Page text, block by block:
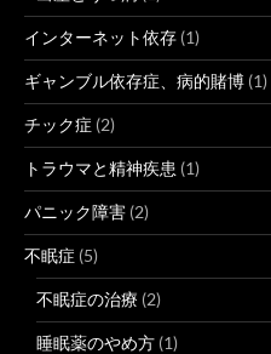
インターネット依存 (1)
ギャンブル依存症、病的賭博 (1)
チック症 (2)
トラウマと精神疾患 (1)
パニック障害 (2)
不眠症 (5)
不眠症の治療 (2)
睡眠薬のやめ方 (1)